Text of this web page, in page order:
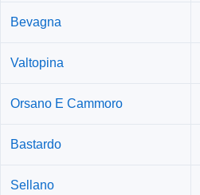
Bevagna
Valtopina
Orsano E Cammoro
Bastardo
Sellano